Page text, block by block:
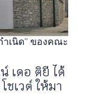
ำเนิด” ของคณะ
เดอ ติยี ได้
เวต์ ให้มา